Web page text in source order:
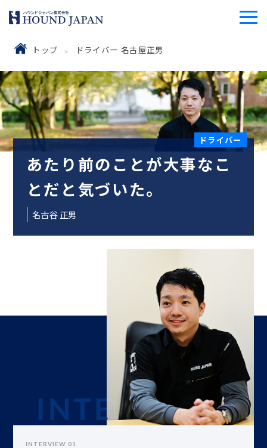
トップ ドライバー 名古屋正男
ドライバー
あたり前のことが大事なこ
とだと気づいた。
名古谷 正男
INTERVIEW 01